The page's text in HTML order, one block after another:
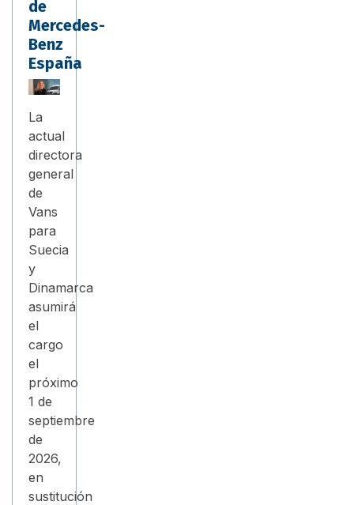
de
Mercedes-
Benz
España
La
actual
directora
general
de
Vans
para
Suecia
y
Dinamarca
asumirá
el
cargo
el
próximo
1 de
septiembre
de
2026,
en
sustitución